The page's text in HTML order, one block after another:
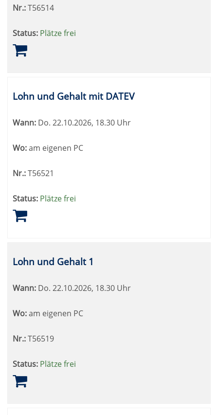
Nr.:T56514
Status: Plätze frei
Lohn und Gehalt mit DATEV
Wann: Do. 22.10.2026, 18.30 Uhr
Wo:am eigenen PC
Nr.:T56521
Status: Plätze frei
Lohn und Gehalt 1
Wann: Do. 22.10.2026, 18.30 Uhr
Wo:am eigenen PC
Nr.:T56519
Status: Plätze frei